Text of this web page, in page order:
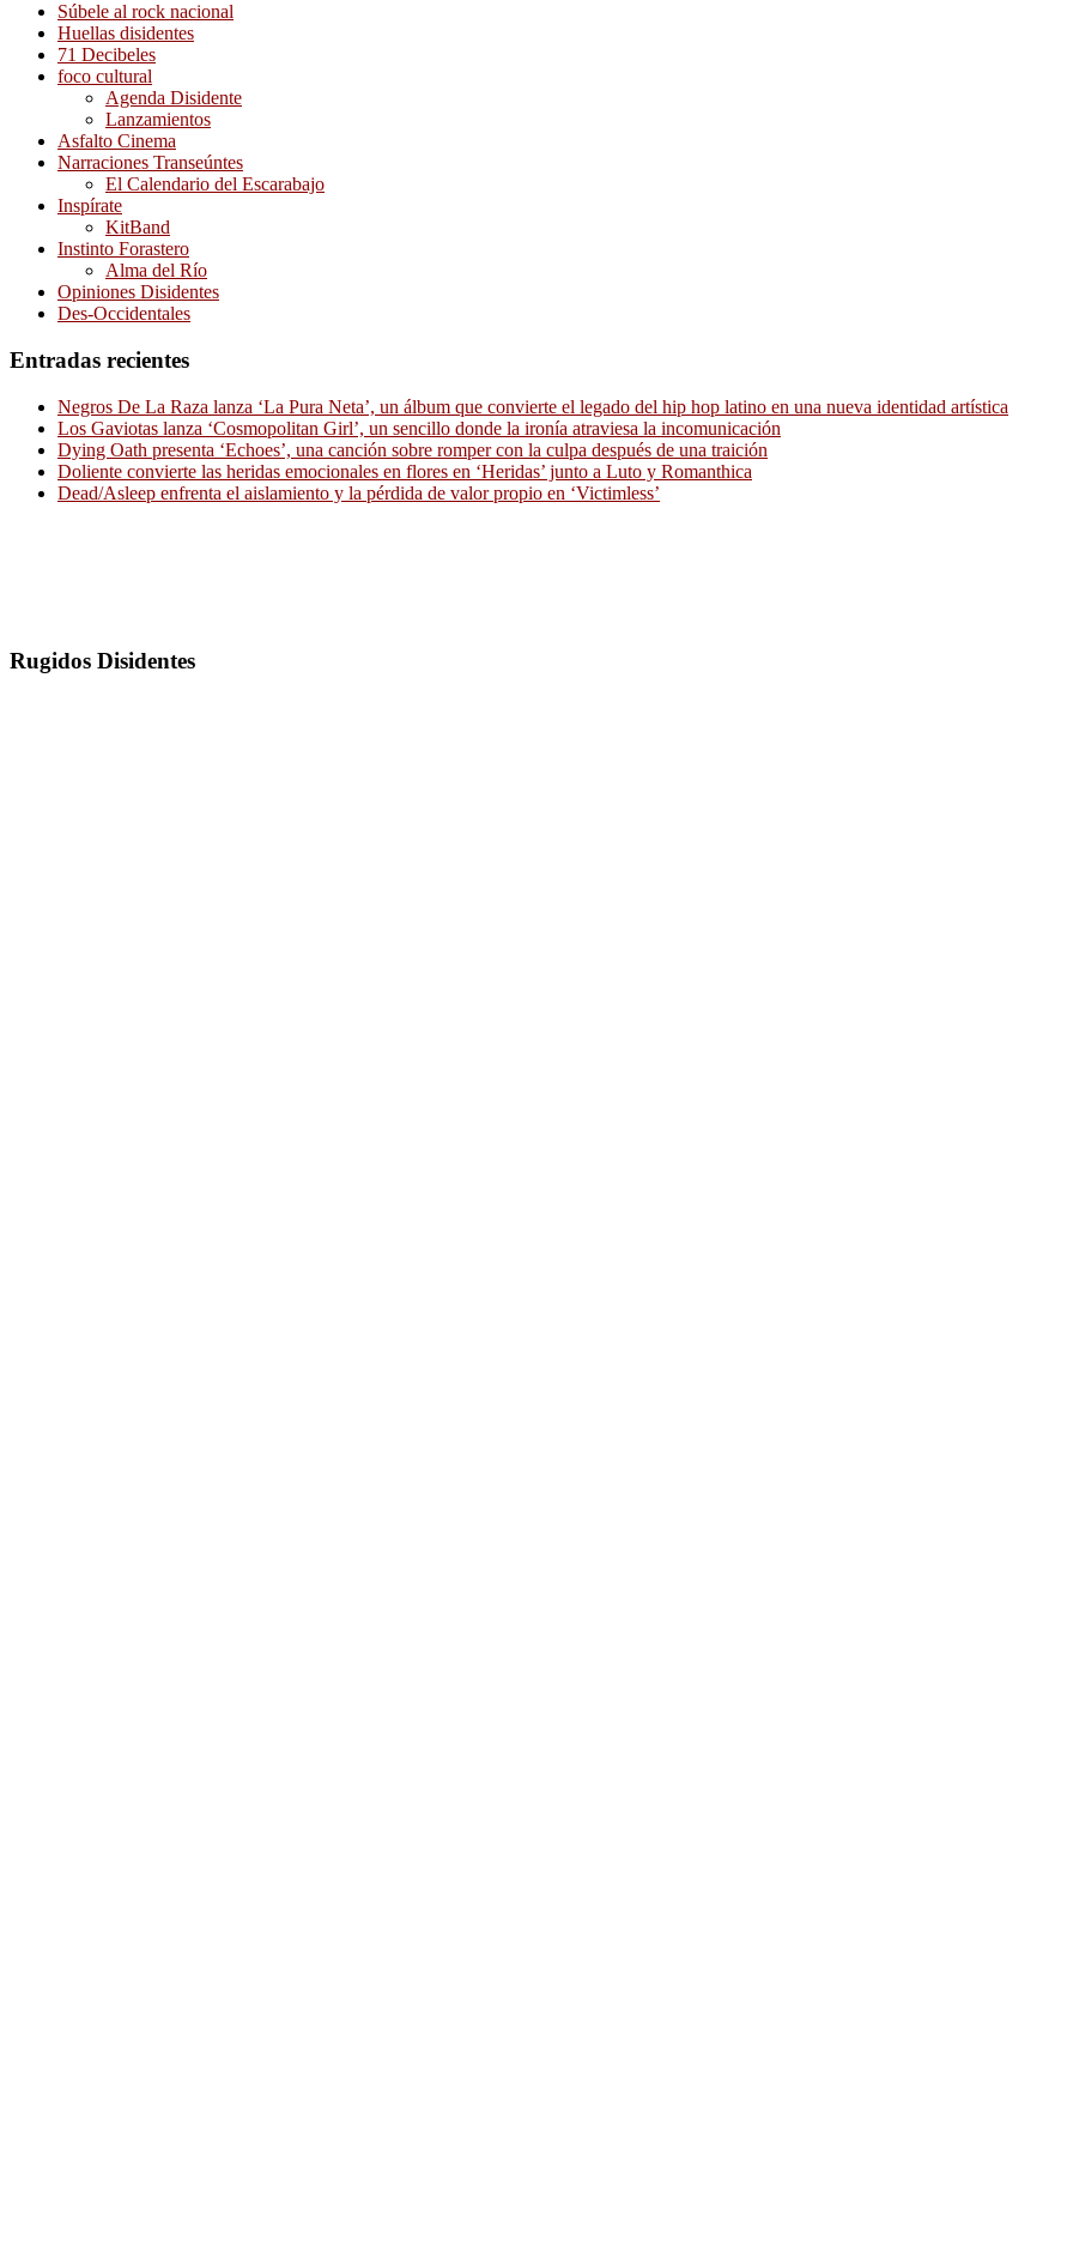
Súbele al rock nacional
Huellas disidentes
71 Decibeles
foco cultural
Agenda Disidente
Lanzamientos
Asfalto Cinema
Narraciones Transeúntes
El Calendario del Escarabajo
Inspírate
KitBand
Instinto Forastero
Alma del Río
Opiniones Disidentes
Des-Occidentales
Entradas recientes
Negros De La Raza lanza ‘La Pura Neta’, un álbum que convierte el legado del hip hop latino en una nueva identidad artística
Los Gaviotas lanza ‘Cosmopolitan Girl’, un sencillo donde la ironía atraviesa la incomunicación
Dying Oath presenta ‘Echoes’, una canción sobre romper con la culpa después de una traición
Doliente convierte las heridas emocionales en flores en ‘Heridas’ junto a Luto y Romanthica
Dead/Asleep enfrenta el aislamiento y la pérdida de valor propio en ‘Victimless’
Rugidos Disidentes